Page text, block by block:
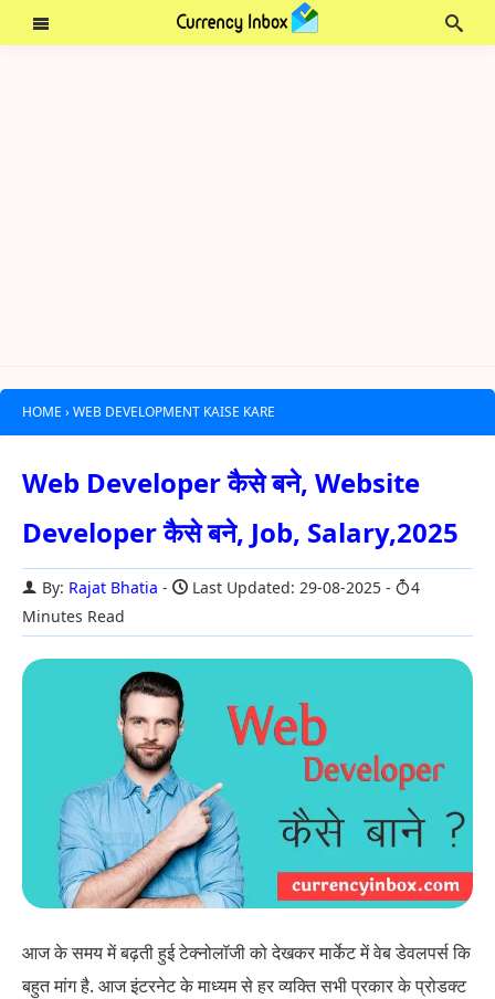
HOME › WEB DEVELOPMENT KAISE KARE
Web Developer कैसे बने, Website
Developer कैसे बने, Job, Salary,2025
By: Rajat Bhatia Last Updated: 29-08-2025
4
Minutes Read
आज के समय में बढ़ती हुई टेक्नोलॉजी को देखकर मार्केट में वेब डेवलपर्स कि
बहुत मांग है. आज इंटरनेट के माध्यम से हर व्यक्ति सभी प्रकार के प्रोडक्ट